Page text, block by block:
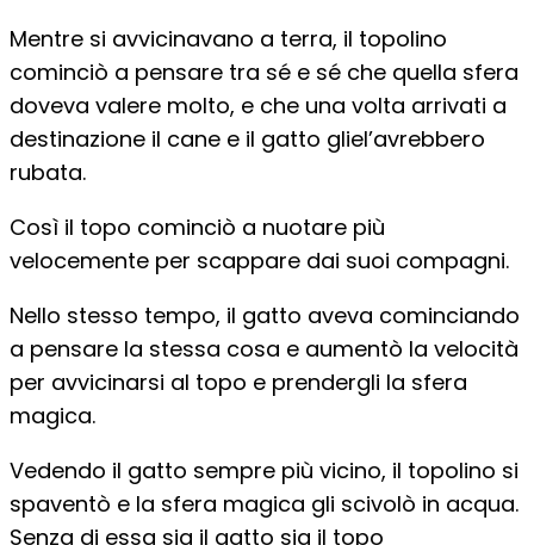
Mentre si avvicinavano a terra, il topolino
cominciò a pensare tra sé e sé che quella sfera
doveva valere molto, e che una volta arrivati a
destinazione il cane e il gatto gliel’avrebbero
rubata.
Così il topo cominciò a nuotare più
velocemente per scappare dai suoi compagni.
Nello stesso tempo, il gatto aveva cominciando
a pensare la stessa cosa e aumentò la velocità
per avvicinarsi al topo e prendergli la sfera
magica.
Vedendo il gatto sempre più vicino, il topolino si
spaventò e la sfera magica gli scivolò in acqua.
Senza di essa sia il gatto sia il topo